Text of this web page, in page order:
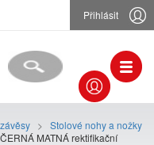
Přihlásit
>
Stolové nohy a nožky
MATNÁ rektifikační